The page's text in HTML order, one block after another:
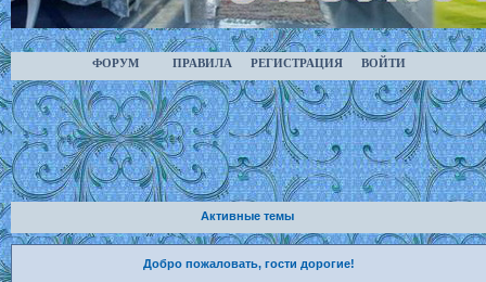
ФОРУМ ПРАВИЛА РЕГИСТРАЦИЯ ВОЙТИ
Активные темы
Добро пожаловать, гости дорогие!